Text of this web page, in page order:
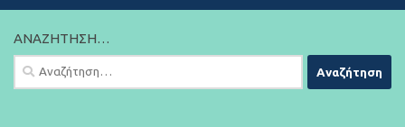
ΑΝΑΖΉΤΗΣΗ…
Αναζήτηση
για: